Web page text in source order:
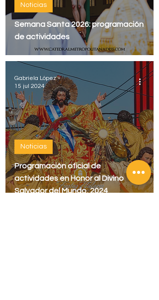
Semana Santa 2026: programación
de actividades
Noticias
Programación oficial de
actividades en Honor al Divino
Salvador del Mundo, 2024
Noticias
Gabriela López
15 jul 2024